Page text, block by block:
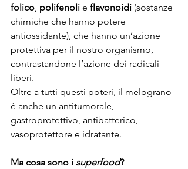
folico, polifenoli e flavonoidi (sostanze
chimiche che hanno potere
antiossidante), che hanno un’azione
protettiva per il nostro organismo,
contrastandone l’azione dei radicali
liberi.
Oltre a tutti questi poteri, il melograno
è anche un antitumorale,
gastroprotettivo, antibatterico,
vasoprotettore e idratante.
Ma cosa sono i superfood?